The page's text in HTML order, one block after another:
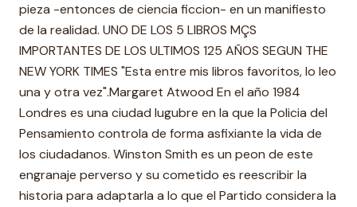
pieza -entonces de ciencia ficcion- en un manifiesto
de la realidad. UNO DE LOS 5 LIBROS MÇS
IMPORTANTES DE LOS ULTIMOS 125 AÑOS SEGUN THE
NEW YORK TIMES "Esta entre mis libros favoritos, lo leo
una y otra vez".Margaret Atwood En el año 1984
Londres es una ciudad lugubre en la que la Policia del
Pensamiento controla de forma asfixiante la vida de
los ciudadanos. Winston Smith es un peon de este
engranaje perverso y su cometido es reescribir la
historia para adaptarla a lo que el Partido considera la